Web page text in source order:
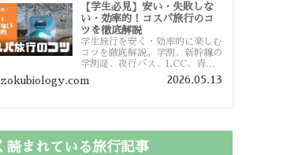
【学生必見】安い・失敗しな
い・効率的！コスパ旅行のコ
ツを徹底解説
学生旅行を安く・効率的に楽しむ
コツを徹底解説。学割、新幹線の
学割証、夜行バス、LCC、青春
18きっぷ、レンタカー割り勘な
ど、学生向けの節約旅行術を詳し
2026.05.13
読まれている旅行記事